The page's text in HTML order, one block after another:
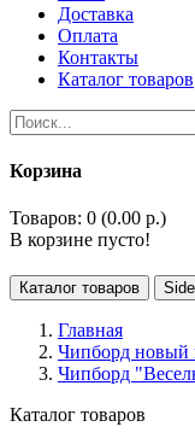
Доставка
Оплата
Контакты
Каталог товаров
Корзина
Товаров: 0 (0.00 р.)
В корзине пусто!
Каталог товаров
Главная
Чипборд новый
Чипборд
Каталог товаров